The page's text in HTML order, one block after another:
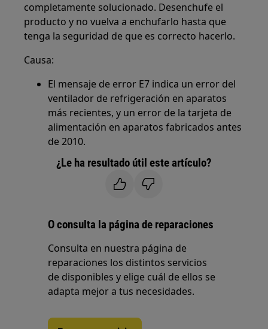
completamente solucionado. Desenchufe el
producto y no vuelva a enchufarlo hasta que
tenga la seguridad de que es correcto hacerlo.
Causa:
El mensaje de error E7 indica un error del
ventilador de refrigeración en aparatos
más recientes, y un error de la tarjeta de
alimentación en aparatos fabricados antes
de 2010.
¿Le ha resultado útil este artículo?
O consulta la página de reparaciones
Consulta en nuestra página de
reparaciones los distintos servicios
de disponibles y elige cuál de ellos se
adapta mejor a tus necesidades.